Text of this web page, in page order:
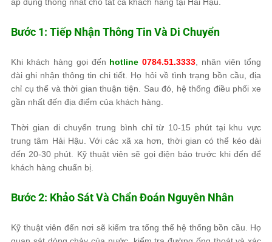
Bước 1: Tiếp Nhận Thông Tin Và Di Chuyển
Khi khách hàng gọi đến hotline0784.51.3333 , nhân viên tổng
đài ghi nhận thông tin chi tiết. Họ hỏi về tình trạng bồn cầu, địa
chỉ cụ thể và thời gian thuận tiện. Sau đó, hệ thống điều phối xe
gần nhất đến địa điểm của khách hàng.
Thời gian di chuyển trung bình chỉ từ 10-15 phút tại khu vực
trung tâm Hải Hậu. Với các xã xa hơn, thời gian có thể kéo dài
đến 20-30 phút. Kỹ thuật viên sẽ gọi điện báo trước khi đến để
khách hàng chuẩn bị.
Bước 2: Khảo Sát Và Chẩn Đoán Nguyên Nhân
Kỹ thuật viên đến nơi sẽ kiểm tra tổng thể hệ thống bồn cầu. Họ